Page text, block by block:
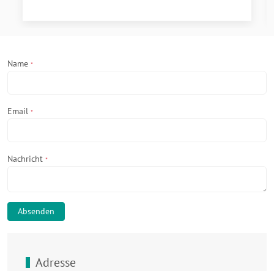
Name *
Email *
Nachricht *
Absenden
Adresse